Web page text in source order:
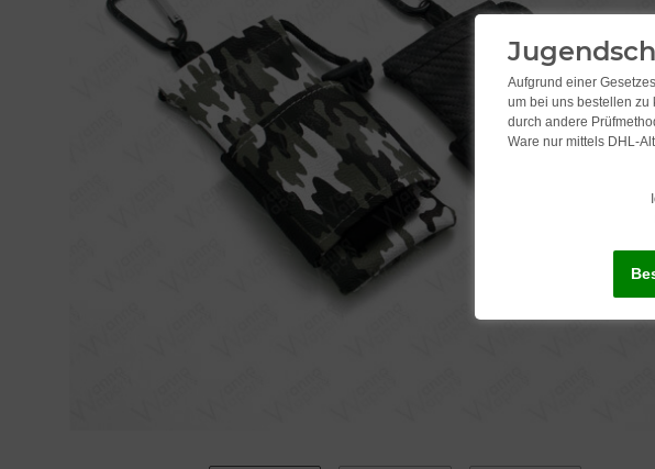
Aufgrund einer
um bei uns bestellen zu
durch andere
Ware nur mittels DHL-